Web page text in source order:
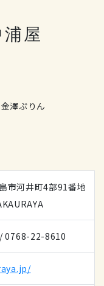
屋
澤ぷりん
市河井町4部91番地
0768-22-0131 / 0768-22-8610